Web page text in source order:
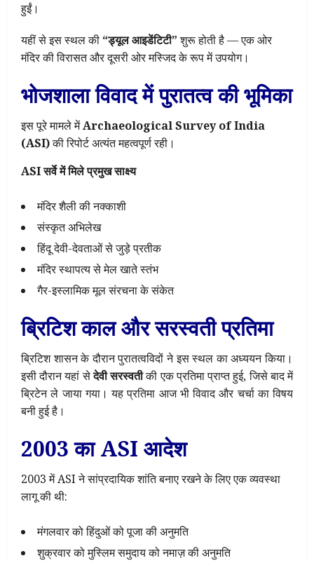
हुईं।
यहीं से इस स्थल की “ड्यूल आइडेंटिटी”शुरू होती है — एक ओर
मंदिर की विरासत और दूसरी ओर मस्जिद के रूप में उपयोग।
भोजशाला विवाद में पुरातत्व की भूमिका
इस पूरे मामले मेंArchaeological Survey of India
(ASI)की रिपोर्ट अत्यंत महत्वपूर्ण रही।
ASI सर्वे में मिले प्रमुख साक्ष्य
मंदिर शैली की नक्काशी
संस्कृत अभिलेख
हिंदू देवी-देवताओं से जुड़े प्रतीक
मंदिर स्थापत्य से मेल खाते स्तंभ
गैर-इस्लामिक मूल संरचना के संकेत
ब्रिटिश काल और सरस्वती प्रतिमा
ब्रिटिश शासन के दौरान पुरातत्वविदों ने इस स्थल का अध्ययन किया।
इसी दौरान यहां सेदेवी सरस्वतीकी एक प्रतिमा प्राप्त हुई, जिसे बाद में
ब्रिटेन ले जाया गया। यह प्रतिमा आज भी विवाद और चर्चा का विषय
बनी हुई है।
2003 का ASI आदेश
2003 में ASI ने सांप्रदायिक शांति बनाए रखने के लिए एक व्यवस्था
लागू की थी:
मंगलवार को हिंदुओं को पूजा की अनुमति
शुक्रवार को मुस्लिम समुदाय को नमाज़ की अनुमति